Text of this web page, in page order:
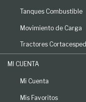
Tanques Combustible
Movimiento de Carga
Tractores Cortacesped
MI CUENTA
Mi Cuenta
Mis Favoritos